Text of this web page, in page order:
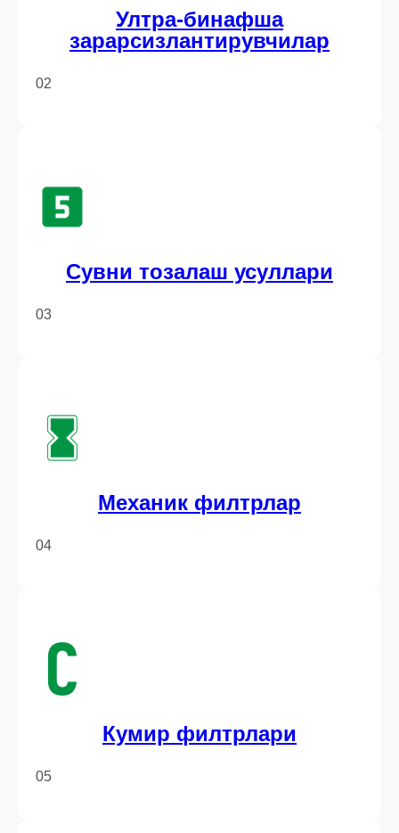
Ултра-бинафша
зарарсизлантирувчилар
02
Сувни тозалаш усуллари
03
Механик филтрлар
04
Кумир филтрлари
05